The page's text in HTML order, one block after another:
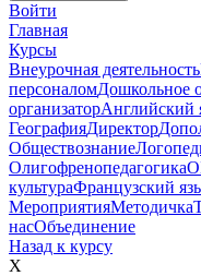
Войти
Главная
Курсы
Внеурочная деятельность
персоналомДошкольное
организаторАнглийский
ГеографияДиректор
Обществознание
Олигофренопедагогика
культураФранцузский
МероприятияМетодичка
насОбъединение
Назад к курсу
X